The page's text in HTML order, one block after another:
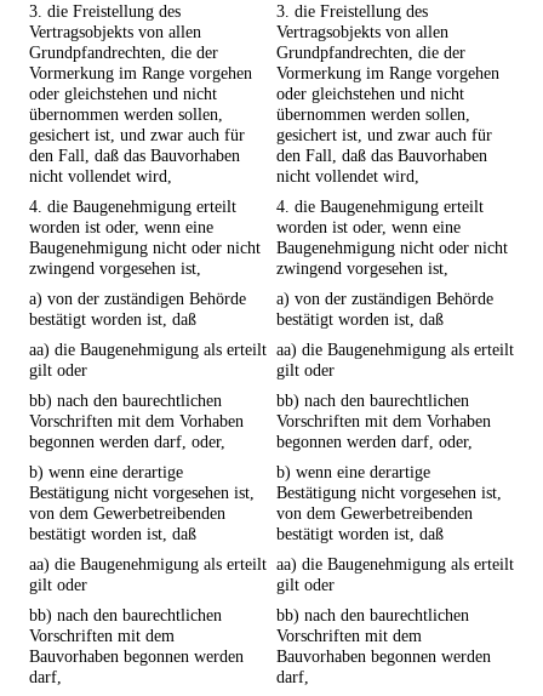
3. die Freistellung des
Vertragsobjekts von allen
Grundpfandrechten, die der
Vormerkung im Range vorgehen
oder gleichstehen und nicht
übernommen werden sollen,
gesichert ist, und zwar auch für
den Fall, daß das Bauvorhaben
nicht vollendet wird,
3. die Freistellung des
Vertragsobjekts von allen
Grundpfandrechten, die der
Vormerkung im Range vorgehen
oder gleichstehen und nicht
übernommen werden sollen,
gesichert ist, und zwar auch für
den Fall, daß das Bauvorhaben
nicht vollendet wird,
4. die Baugenehmigung erteilt
worden ist oder, wenn eine
Baugenehmigung nicht oder nicht
zwingend vorgesehen ist,
4. die Baugenehmigung erteilt
worden ist oder, wenn eine
Baugenehmigung nicht oder nicht
zwingend vorgesehen ist,
a) von der zuständigen Behörde
bestätigt worden ist, daß
a) von der zuständigen Behörde
bestätigt worden ist, daß
aa) die Baugenehmigung als erteilt
gilt oder
aa) die Baugenehmigung als erteilt
gilt oder
bb) nach den baurechtlichen
Vorschriften mit dem Vorhaben
begonnen werden darf, oder,
bb) nach den baurechtlichen
Vorschriften mit dem Vorhaben
begonnen werden darf, oder,
b) wenn eine derartige
Bestätigung nicht vorgesehen ist,
von dem Gewerbetreibenden
bestätigt worden ist, daß
b) wenn eine derartige
Bestätigung nicht vorgesehen ist,
von dem Gewerbetreibenden
bestätigt worden ist, daß
aa) die Baugenehmigung als erteilt
gilt oder
aa) die Baugenehmigung als erteilt
gilt oder
bb) nach den baurechtlichen
Vorschriften mit dem
Bauvorhaben begonnen werden
darf,
bb) nach den baurechtlichen
Vorschriften mit dem
Bauvorhaben begonnen werden
darf,